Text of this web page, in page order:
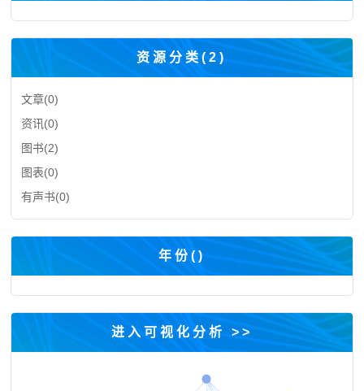
资源分类(2)
文章(0)
资讯(0)
图书(2)
图表(0)
有声书(0)
年份()
进入可视化分析 >>